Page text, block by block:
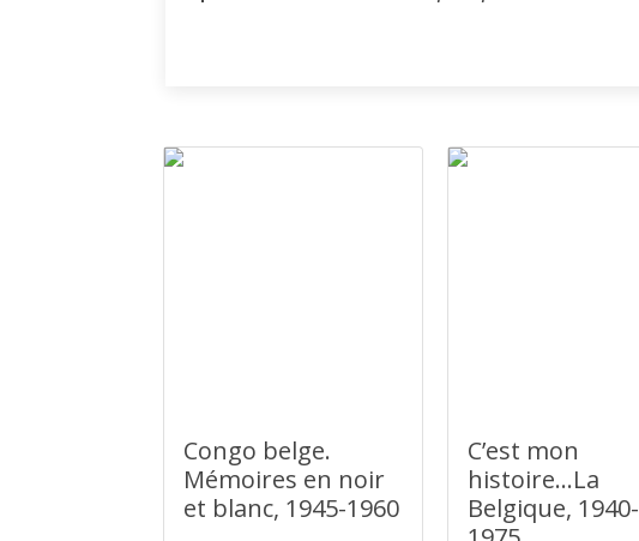
Congo belge.
Mémoires en noir
et blanc, 1945-1960
C’est mon
histoire...La
Belgique, 1940-